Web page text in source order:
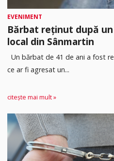
EVENIMENT
Bărbat reținut după
local din Sânmartin
Un bărbat de 41 de ani a fost
ce ar fi agresat un...
citește mai mult »